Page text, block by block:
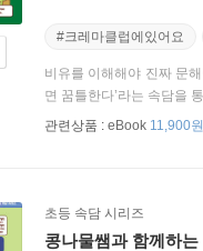
#크레마클럽에있어요
비유를 이해해야 진짜 문
면 꿈틀한다’라는 속담을
관련상품 : eBook 11,900원
초등 속담 시리즈
콩나물쌤과 함께하